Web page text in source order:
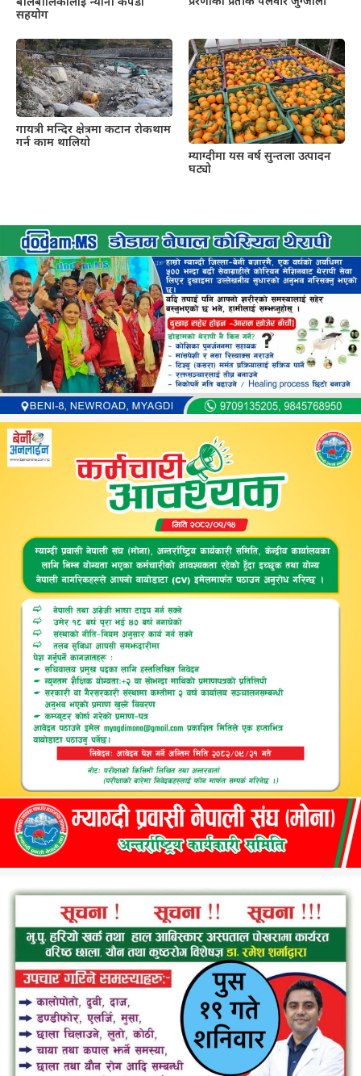
बालबालिकालाई न्यानो कपडा
सहयोग
गायत्री मन्दिर क्षेत्रमा कटान रोकथाम
गर्न काम थालियो
म्याग्दीमा यस वर्ष सुन्तला उत्पादन
घट्यो